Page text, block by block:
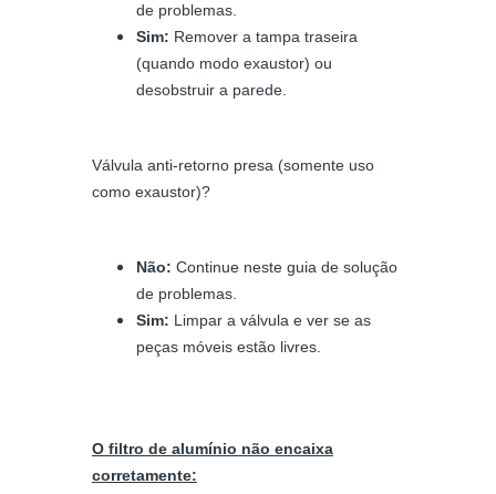
de problemas.
Sim: Remover a tampa traseira
(quando modo exaustor) ou
desobstruir a parede.
Válvula anti-retorno presa (somente uso
como exaustor)?
Não: Continue neste guia de solução
de problemas.
Sim: Limpar a válvula e ver se as
peças móveis estão livres.
O filtro de alumínio não encaixa
corretamente: